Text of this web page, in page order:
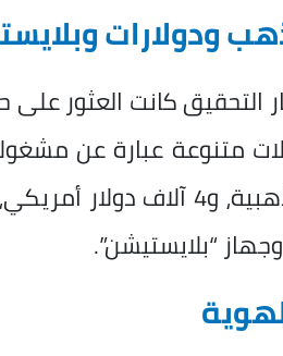
ودولارات
التحقيق كانت العثور على
“بلايستيشن”.